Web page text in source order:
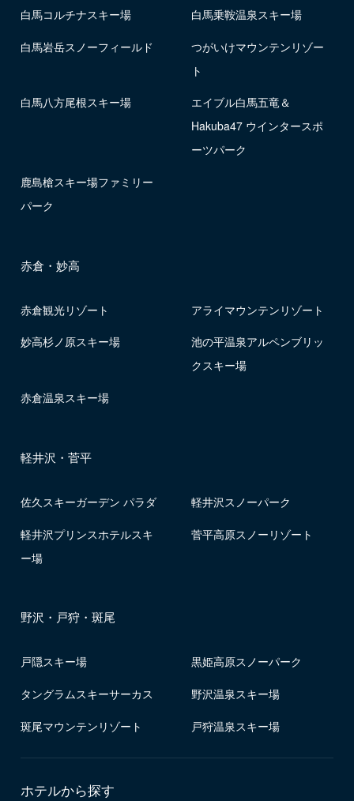
白馬コルチナスキー場 白馬乗鞍温泉スキー場
白馬岩岳スノーフィールド
つがいけマウンテンリゾー
ト
白馬八方尾根スキー場
エイブル白馬五竜＆
Hakuba47 ウインタースポ
ーツパーク
鹿島槍スキー場ファミリー
パーク
赤倉・妙高
赤倉観光リゾート アライマウンテンリゾート
妙高杉ノ原スキー場
池の平温泉アルペンブリッ
クスキー場
赤倉温泉スキー場
軽井沢・菅平
佐久スキーガーデン パラダ 軽井沢スノーパーク
軽井沢プリンスホテルスキ
ー場
菅平高原スノーリゾート
野沢・戸狩・斑尾
戸隠スキー場 黒姫高原スノーパーク
タングラムスキーサーカス 野沢温泉スキー場
斑尾マウンテンリゾート 戸狩温泉スキー場
ホテルから探す